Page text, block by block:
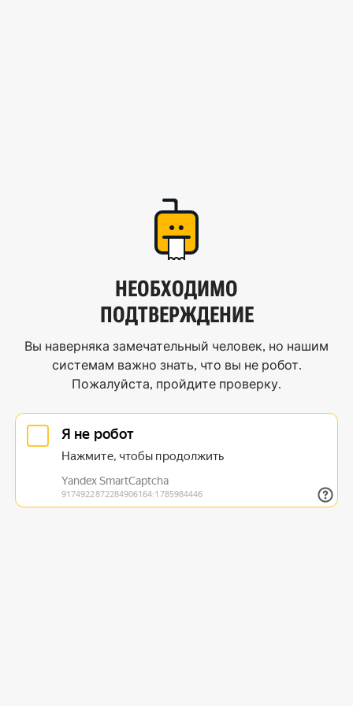
НЕОБХОДИМО
ПОДТВЕРЖДЕНИЕ
Вы наверняка замечательный человек, но нашим
системам важно знать, что вы не робот.
Пожалуйста, пройдите проверку.